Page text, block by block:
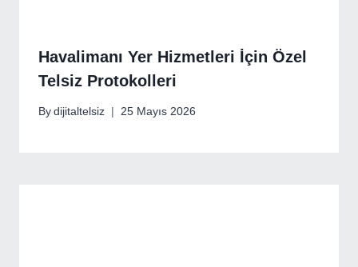
Havalimanı Yer Hizmetleri İçin Özel
Telsiz Protokolleri
By dijitaltelsiz 25 Mayıs 2026